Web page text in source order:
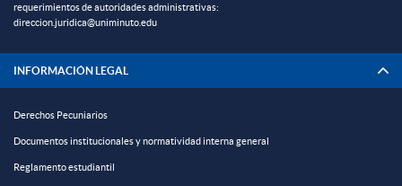
requerimientos de autoridades administrativas:
direccion.juridica@uniminuto.edu
INFORMACIÓN LEGAL
Derechos Pecuniarios
Documentos institucionales y normatividad interna general
Reglamento estudiantil